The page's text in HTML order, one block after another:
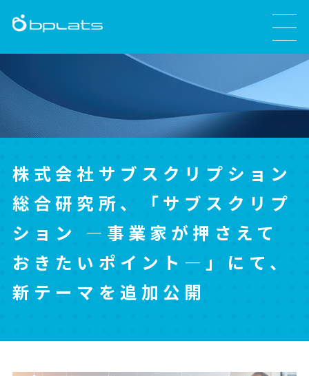
株式会社サブスクリプション
総合研究所、「サブスクリプ
ション ―事業家が押さえて
おきたいポイント―」にて、
新テーマを追加公開